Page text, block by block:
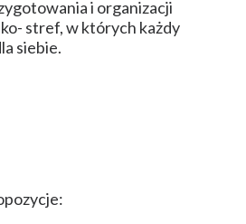
i organizacji
stref, w których każdy
siebie.